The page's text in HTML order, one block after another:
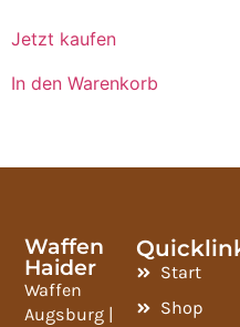
Jetzt kaufen
In den Warenkorb
Waffen
Haider
Waffen
Augsburg |
Start
Shop